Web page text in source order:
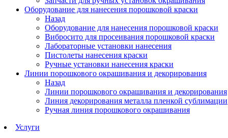
Оборудование для нанесения порошковой краски
Назад
Оборудование для нанесения порошковой краски
Вибросито для просеивания порошковой краски
Лабораторные установки нанесения
Пистолеты нанесения краски
Ручные установки нанесения краски
Линии порошкового окрашивания и декорирования
Назад
Линии порошкового окрашивания и декорирования
Линия декорирования металла пленкой сублимации
Ручная линия порошкового окрашивания
Услуги